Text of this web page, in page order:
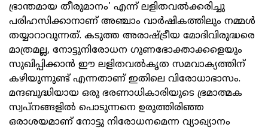
ഭ്രാന്തമായ തീരുമാനം' എന്ന് ലളിതവൽക്കരിച്ചു
പരിഹസിക്കാനാണ് അഞ്ചാം വാർഷികത്തിലും നമ്മൾ
തയ്യാറാവുന്നത്. കടുത്ത അരാഷ്ട്രീയ മോദിവിരുദ്ധരെ
മാത്രമല്ല, നോട്ടുനിരോധന ഗുണഭോക്താക്കളെയും
സുഖിപ്പിക്കാൻ ഈ ലളിതവൽകൃത സമവാക്യത്തിന്
കഴിയുന്നുണ്ട് എന്നതാണ് ഇതിലെ വിരോധാഭാസം.
മന്ദബുദ്ധിയായ ഒരു ഭരണാധികാരിയുടെ ഭ്രമാത്മക
സ്വപ്നങ്ങളിൽ പൊടുന്നനെ ഉരുത്തിരിഞ്ഞ
ഒരാശയമാണ് നോട്ടു നിരോധനമെന്ന വ്യാഖ്യാനം